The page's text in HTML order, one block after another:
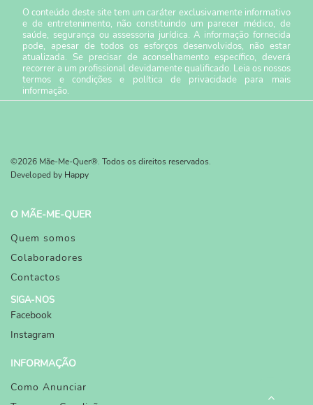
O conteúdo deste site tem um caráter exclusivamente informativo
e de entretenimento, não constituindo um parecer médico, de
saúde, segurança ou assessoria jurídica. A informação fornecida
pode, apesar de todos os esforços desenvolvidos, não estar
atualizada. Se precisar de aconselhamento específico, deverá
recorrer a um profissional devidamente qualificado. Leia os nossos
termos e condiçõese política de privacidade para mais
informação.
©2026 Mãe-Me-Quer®. Todos os direitos reservados.
Developed by Happy
O MÃE-ME-QUER
Quem somos
Colaboradores
Contactos
SIGA-NOS
Facebook
Instagram
INFORMAÇÃO
Como Anunciar